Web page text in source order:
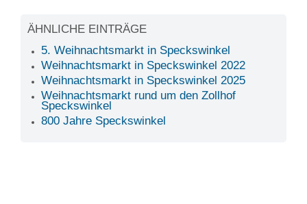
ÄHNLICHE EINTRÄGE
5. Weihnachtsmarkt in Speckswinkel
Weihnachtsmarkt in Speckswinkel 2022
Weihnachtsmarkt in Speckswinkel 2025
Weihnachtsmarkt rund um den Zollhof
Speckswinkel
800 Jahre Speckswinkel